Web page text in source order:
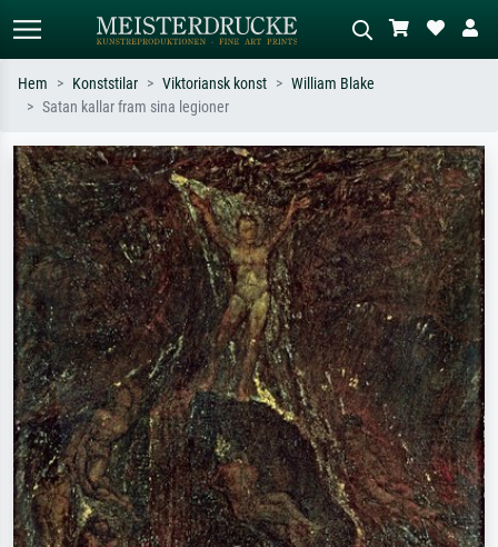
Sök efter konstnär, titel eller stil –
t.ex. Monet, Stjärnenatt,
impressionism, Hokusai-våg, naken.
Beskriv scenen – t.ex. grön äng,
abstrakt med mycket rött, mörk
oljemålning, stående naken bredvid ett
träd.
Hem Konststilar Viktoriansk konst
William Blake
Satan kallar fram sina legioner